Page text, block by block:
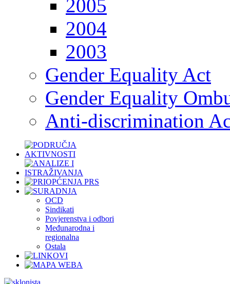
2005
2004
2003
Gender Equality Act
Gender Equality
Anti-discrimination
OCD
Sindikati
Povjerenstva i odbori
Međunarodna i
regionalna
Ostala